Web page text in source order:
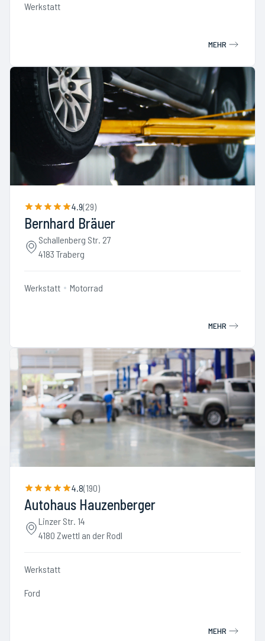
Werkstatt
MEHR
4.9(29)
Bernhard Bräuer
Schallenberg Str. 27
4183 Traberg
Werkstatt Motorrad
MEHR
4.8(190)
Autohaus Hauzenberger
Linzer Str. 14
4180 Zwettl an der Rodl
Werkstatt
Ford
MEHR